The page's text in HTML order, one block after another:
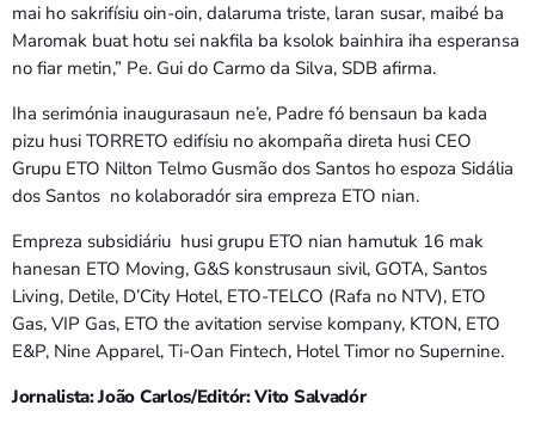
mai ho sakrifísiu oin-oin, dalaruma triste, laran susar, maibé ba
Maromak buat hotu sei nakfila ba ksolok bainhira iha esperansa
no fiar metin,” Pe. Gui do Carmo da Silva, SDB afirma.
Iha serimónia inaugurasaun ne’e, Padre fó bensaun ba kada
pizu husi TORRETO edifísiu no akompaña direta husi CEO
Grupu ETO Nilton Telmo Gusmão dos Santos ho espoza Sidália
dos Santos no kolaboradór sira empreza ETO nian.
Empreza subsidiáriu husi grupu ETO nian hamutuk 16 mak
hanesan ETO Moving, G&S konstrusaun sivil, GOTA, Santos
Living, Detile, D’City Hotel, ETO-TELCO (Rafa no NTV), ETO
Gas, VIP Gas, ETO the avitation servise kompany, KTON, ETO
E&P, Nine Apparel, Ti-Oan Fintech, Hotel Timor no Supernine.
Jornalista: João Carlos/Editór: Vito Salvadór